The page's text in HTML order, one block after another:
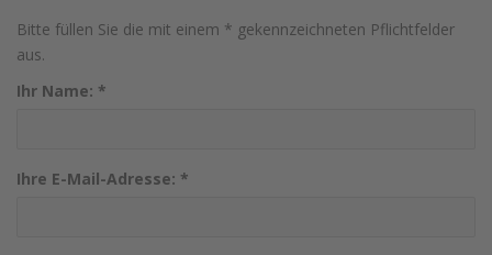
Bitte füllen Sie die mit einem * gekennzeichneten Pflichtfelder
aus.
Ihr Name: *
Ihre E-Mail-Adresse: *